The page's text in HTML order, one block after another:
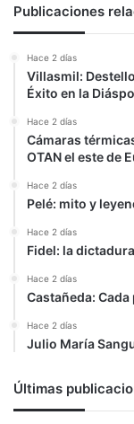
Publicaciones
Hace 2 días
Villasmil:
Éxito en la
Hace 2 días
Cámaras
OTAN el este de
Hace 2 días
Pelé: mito y
Hace 2 días
Fidel: la
Hace 2 días
Castañeda:
Hace 2 días
Julio María
Últimas